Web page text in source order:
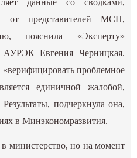
от представителей МСП,
пояснила «Эксперту»
АУРЭК Евгения Черницкая.
«‎верифицировать проблемное
единичной жалобой,
подчеркнула она,
в Минэкономразвития.
министерство, но на момент